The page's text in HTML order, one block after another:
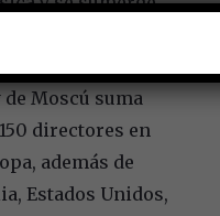
Moscú suma
directores en
además de
Estados Unidos,